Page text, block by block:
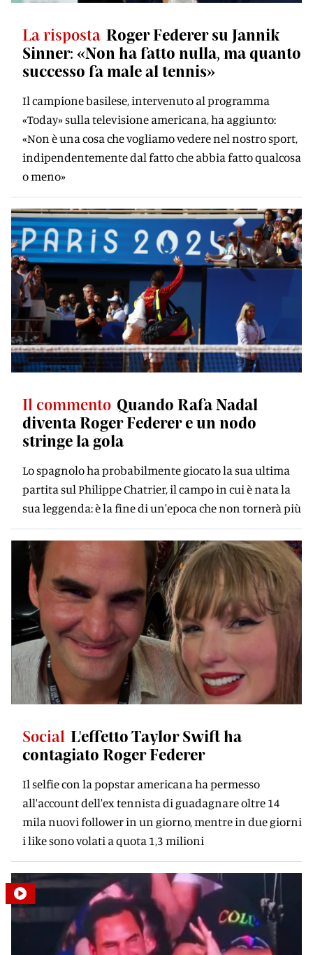
La risposta Roger Federer su Jannik
Sinner: «Non ha fatto nulla, ma quanto
successo fa male al tennis»
Il campione basilese, intervenuto al programma
«Today» sulla televisione americana, ha aggiunto:
«Non è una cosa che vogliamo vedere nel nostro sport,
indipendentemente dal fatto che abbia fatto qualcosa
o meno»
Il commento Quando Rafa Nadal
diventa Roger Federer e un nodo
stringe la gola
Lo spagnolo ha probabilmente giocato la sua ultima
partita sul Philippe Chatrier, il campo in cui è nata la
sua leggenda: è la fine di un'epoca che non tornerà più
Social L'effetto Taylor Swift ha
contagiato Roger Federer
Il selfie con la popstar americana ha permesso
all'account dell'ex tennista di guadagnare oltre 14
mila nuovi follower in un giorno, mentre in due giorni
i like sono volati a quota 1,3 milioni